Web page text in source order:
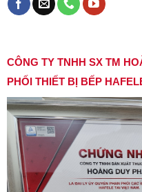
CÔNG TY TNHH SX TM
PHỐI THIẾT BỊ BẾP